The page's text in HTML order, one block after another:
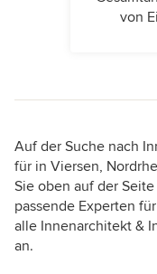
von
Auf der Suche nach
für in Viersen,
Sie oben auf der
passende Experten
alle Innenarchitekt &
an.